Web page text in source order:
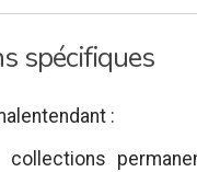
spécifiques
: